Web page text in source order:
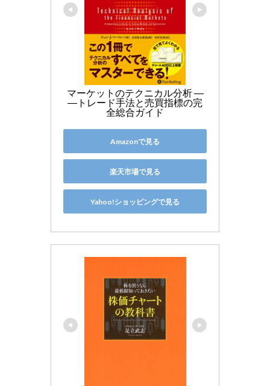
マーケットのテクニカル分析 ―
―トレード手法と売買指標の完
全総合ガイド
Amazonで見る
楽天市場で見る
Yahoo!ショッピングで見る